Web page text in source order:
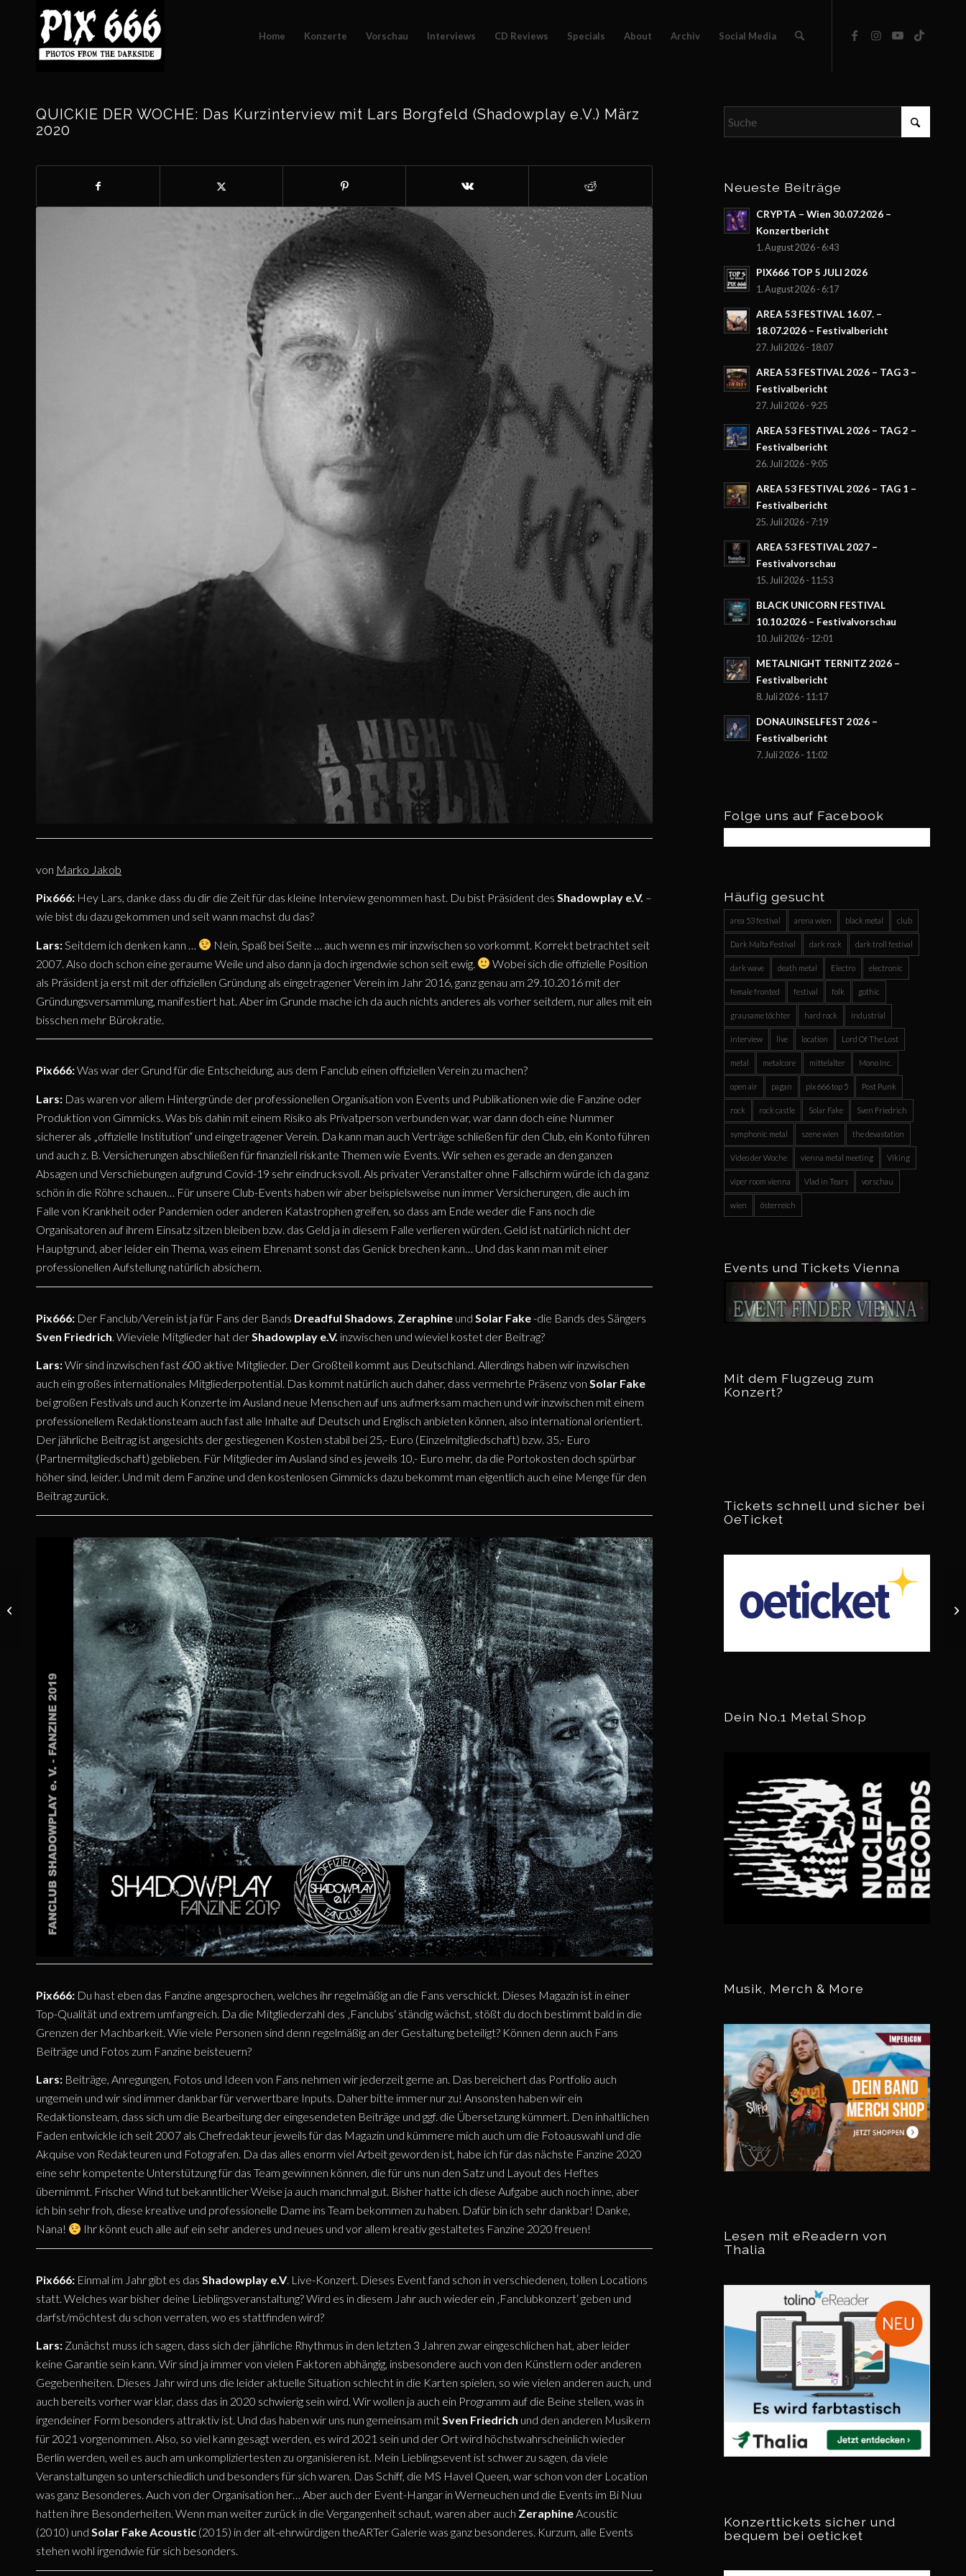
Home Konzerte Vorschau Interviews CD Reviews Specials About Archiv Social Media
QUICKIE DER WOCHE: Das Kurzinterview mit Lars Borgfeld (Shadowplay e.V.) März
2020
von Marko Jakob
Pix666: Hey Lars, danke dass du dir die Zeit für das kleine Interview genommen hast. Du bist Präsident des Shadowplay e.V. –
wie bist du dazu gekommen und seit wann machst du das?
Lars:Seitdem ich denken kann …
Nein, Spaß bei Seite … auch wenn es mir inzwischen so vorkommt. Korrekt betrachtet seit
2007. Also doch schon eine geraume Weile und also dann ja doch irgendwie schon seit ewig.
Wobei sich die offizielle Position
als Präsident ja erst mit der offiziellen Gründung als eingetragener Verein im Jahr 2016, ganz genau am 29.10.2016 mit der
Gründungsversammlung, manifestiert hat. Aber im Grunde mache ich da auch nichts anderes als vorher seitdem, nur alles mit ein
bisschen mehr Bürokratie.
Pix666:Was war der Grund für die Entscheidung, aus dem Fanclub einen offiziellen Verein zu machen?
Lars: Das waren vor allem Hintergründe der professionellen Organisation von Events und Publikationen wie die Fanzine oder
Produktion von Gimmicks. Was bis dahin mit einem Risiko als Privatperson verbunden war, war dann doch eine Nummer
sicherer als „offizielle Institution“ und eingetragener Verein. Da kann man auch Verträge schließen für den Club, ein Konto führen
und auch z. B. Versicherungen abschließen für finanziell riskante Themen wie Events. Wir sehen es gerade an den ganzen
Absagen und Verschiebungen aufgrund Covid-19 sehr eindrucksvoll. Als privater Veranstalter ohne Fallschirm würde ich da ganz
schön in die Röhre schauen… Für unsere Club-Events haben wir aber beispielsweise nun immer Versicherungen, die auch im
Falle von Krankheit oder Pandemien oder anderen Katastrophen greifen, so dass am Ende weder die Fans noch die
Organisatoren auf ihrem Einsatz sitzen bleiben bzw. das Geld ja in diesem Falle verlieren würden. Geld ist natürlich nicht der
Hauptgrund, aber leider ein Thema, was einem Ehrenamt sonst das Genick brechen kann… Und das kann man mit einer
professionellen Aufstellung natürlich absichern.
Pix666: Der Fanclub/Verein ist ja für Fans der Bands Dreadful Shadows Zeraphine und Solar Fake-die Bands des Sängers
Sven Friedrich . Wieviele Mitglieder hat der Shadowplay e.V. inzwischen und wieviel kostet der Beitrag?
Lars:Wir sind inzwischen fast 600 aktive Mitglieder. Der Großteil kommt aus Deutschland. Allerdings haben wir inzwischen
auch ein großes internationales Mitgliederpotential. Das kommt natürlich auch daher, dass vermehrte Präsenz von Solar Fake
bei großen Festivals und auch Konzerte im Ausland neue Menschen auf uns aufmerksam machen und wir inzwischen mit einem
professionellem Redaktionsteam auch fast alle Inhalte auf Deutsch und Englisch anbieten können, also international orientiert.
Der jährliche Beitrag ist angesichts der gestiegenen Kosten stabil bei 25,- Euro (Einzelmitgliedschaft) bzw. 35,- Euro
(Partnermitgliedschaft) geblieben. Für Mitglieder im Ausland sind es jeweils 10,- Euro mehr, da die Portokosten doch spürbar
höher sind, leider. Und mit dem Fanzine und den kostenlosen Gimmicks dazu bekommt man eigentlich auch eine Menge für den
Beitrag zurück.
Pix666: Du hast eben das Fanzine angesprochen, welches ihr regelmäßig an die Fans verschickt. Dieses Magazin ist in einer
Top-Qualität und extrem umfangreich. Da die Mitgliederzahl des ‚Fanclubs‘ ständig wächst, stößt du doch bestimmt bald in die
Grenzen der Machbarkeit. Wie viele Personen sind denn regelmäßig an der Gestaltung beteiligt? Können denn auch Fans
Beiträge und Fotos zum Fanzine beisteuern?
Lars: Beiträge, Anregungen, Fotos und Ideen von Fans nehmen wir jederzeit gerne an. Das bereichert das Portfolio auch
ungemein und wir sind immer dankbar für verwertbare Inputs. Daher bitte immer nur zu! Ansonsten haben wir ein
Redaktionsteam, dass sich um die Bearbeitung der eingesendeten Beiträge und ggf. die Übersetzung kümmert. Den inhaltlichen
Faden entwickle ich seit 2007 als Chefredakteur jeweils für das Magazin und kümmere mich auch um die Fotoauswahl und die
Akquise von Redakteuren und Fotografen. Da das alles enorm viel Arbeit geworden ist, habe ich für das nächste Fanzine 2020
eine sehr kompetente Unterstützung für das Team gewinnen können, die für uns nun den Satz und Layout des Heftes
übernimmt. Frischer Wind tut bekanntlicher Weise ja auch manchmal gut. Bisher hatte ich diese Aufgabe auch noch inne, aber
ich bin sehr froh, diese kreative und professionelle Dame ins Team bekommen zu haben. Dafür bin ich sehr dankbar! Danke,
Nana!
Ihr könnt euch alle auf ein sehr anderes und neues und vor allem kreativ gestaltetes Fanzine 2020 freuen!
Pix666: Einmal im Jahr gibt es das Shadowplay e.V. Live-Konzert. Dieses Event fand schon in verschiedenen, tollen Locations
statt. Welches war bisher deine Lieblingsveranstaltung? Wird es in diesem Jahr auch wieder ein ‚Fanclubkonzert‘ geben und
darfst/möchtest du schon verraten, wo es stattfinden wird?
Lars: Zunächst muss ich sagen, dass sich der jährliche Rhythmus in den letzten 3 Jahren zwar eingeschlichen hat, aber leider
keine Garantie sein kann. Wir sind ja immer von vielen Faktoren abhängig, insbesondere auch von den Künstlern oder anderen
Gegebenheiten. Dieses Jahr wird uns die leider aktuelle Situation schlecht in die Karten spielen, so wie vielen anderen auch, und
auch bereits vorher war klar, dass das in 2020 schwierig sein wird. Wir wollen ja auch ein Programm auf die Beine stellen, was in
irgendeiner Form besonders attraktiv ist. Und das haben wir uns nun gemeinsam mitSven Friedrich und den anderen Musikern
für 2021 vorgenommen. Also, so viel kann gesagt werden, es wird 2021 sein und der Ort wird höchstwahrscheinlich wieder
Berlin werden, weil es auch am unkompliziertesten zu organisieren ist. Mein Lieblingsevent ist schwer zu sagen, da viele
Veranstaltungen so unterschiedlich und besonders für sich waren. Das Schiff, die MS Havel Queen, war schon von der Location
was ganz Besonderes. Auch von der Organisation her… Aber auch der Event-Hangar in Werneuchen und die Events im Bi Nuu
hatten ihre Besonderheiten. Wenn man weiter zurück in die Vergangenheit schaut, waren aber auch ZeraphineAcoustic
(2010) und Solar Fake Acoustic (2015) in der alt-ehrwürdigen theARTer Galerie was ganz besonderes. Kurzum, alle Events
stehen wohl irgendwie für sich besonders.
Neueste Beiträge
CRYPTA – Wien 30.07.2026 –
Konzertbericht
1. August 2026 - 6:43
PIX666 TOP 5 JULI 2026
1. August 2026 - 6:17
AREA 53 FESTIVAL 16.07. –
18.07.2026 – Festivalbericht
27. Juli 2026 - 18:07
AREA 53 FESTIVAL 2026 – TAG 3 –
Festivalbericht
27. Juli 2026 - 9:25
AREA 53 FESTIVAL 2026 – TAG 2 –
Festivalbericht
26. Juli 2026 - 9:05
AREA 53 FESTIVAL 2026 – TAG 1 –
Festivalbericht
25. Juli 2026 - 7:19
AREA 53 FESTIVAL 2027 –
Festivalvorschau
15. Juli 2026 - 11:53
BLACK UNICORN FESTIVAL
10.10.2026 – Festivalvorschau
10. Juli 2026 - 12:01
METALNIGHT TERNITZ 2026 –
Festivalbericht
8. Juli 2026 - 11:17
DONAUINSELFEST 2026 –
Festivalbericht
7. Juli 2026 - 11:02
Folge uns auf Facebook
Häufig gesucht
area 53 festival arena wien black metal club
Dark Malta Festival dark rock dark troll festival
dark wave death metal Electro electronic
female fronted festival folk gothic
grausame töchter hard rock industrial
interview live location Lord Of The Lost
metal metalcore mittelalter Mono Inc.
open air pagan pix 666 top 5 Post Punk
rock rock castle Solar Fake Sven Friedrich
symphonic metal szene wien the devastation
Video der Woche vienna metal meeting Viking
viper room vienna Vlad in Tears vorschau
wien österreich
Events und Tickets Vienna
Mit dem Flugzeug zum
Konzert?
Tickets schnell und sicher bei
OeTicket
Dein No.1 Metal Shop
Musik, Merch & More
Lesen mit eReadern von
Thalia
Konzerttickets sicher und
bequem bei oeticket
VERI JUMALA –
DAWNLIGHT
SILHOUETTE
17.04.2020)
CD-Kritik